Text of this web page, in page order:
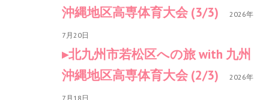
沖縄地区高専体育大会 (3/3)
2026年
7月20日
北九州市若松区への旅 with 九州
沖縄地区高専体育大会 (2/3)
2026年
7月18日